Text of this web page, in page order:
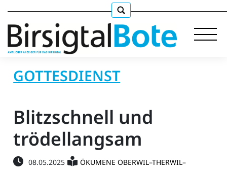
E-
Paper
GOTTESDIENST
Blitzschnell und
trödellangsam
08.05.2025
ÖKUMENE OBERWIL–THERWIL–